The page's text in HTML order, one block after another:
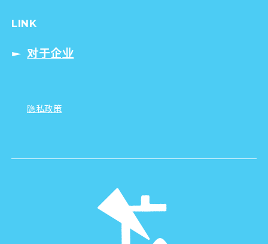
LINK
对于企业
隐私政策